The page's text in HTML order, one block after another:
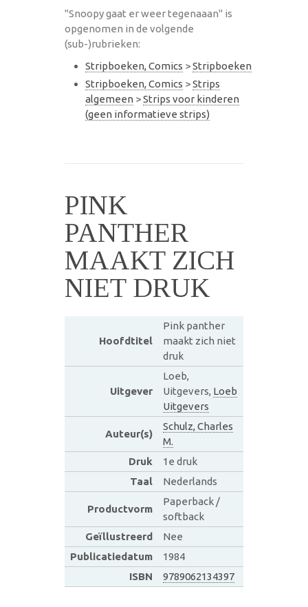
"Snoopy gaat er weer tegenaaan" is
opgenomen in de volgende
(sub-)rubrieken:
Stripboeken, Comics >Stripboeken
Stripboeken, Comics >Strips
algemeen >Strips voor kinderen
(geen informatieve strips)
PINK
PANTHER
MAAKT ZICH
NIET DRUK
Hoofdtitel
Pink panther
maakt zich niet
druk
Uitgever
Loeb,
Uitgevers, Loeb
Uitgevers
Auteur(s)
Schulz, Charles
M.
Druk
1e druk
Taal
Nederlands
Productvorm
Paperback /
softback
Geïllustreerd
Nee
Publicatiedatum
1984
ISBN
9789062134397